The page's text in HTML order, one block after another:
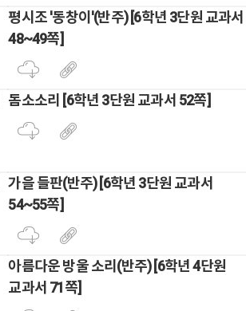
평시조 '동창이'(반주) [6학년 3단원 교과서
48~49쪽]
돔소소리 [6학년 3단원 교과서 52쪽]
가을 들판(반주) [6학년 3단원 교과서
54~55쪽]
아름다운 방울 소리(반주) [6학년 4단원
교과서 71쪽]